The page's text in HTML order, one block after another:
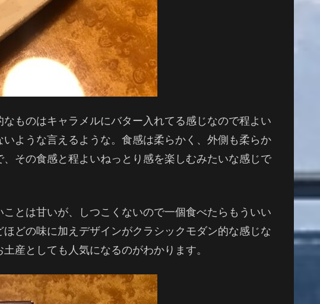
ものはキャラメルにバター入れてる感じなので程よい
ような言えるような。食感は柔らかく、外側も柔らか
その食感と程よいねっとり感を楽しむみたいな感じで
とは甘いが、しつこくないので一個食べたらもういい
どの味に加えデザインがクラシックモダン的な感じな
産としても人気になるのがわかります。